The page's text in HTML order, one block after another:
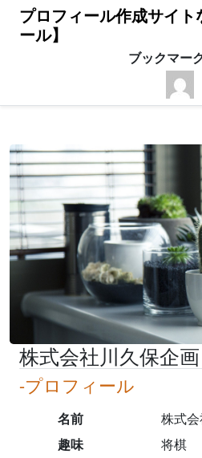
プロフィール作成サイト
ール】
ブックマー
株式会社川久保企画
-プロフィール
名前
株式
趣味
将棋